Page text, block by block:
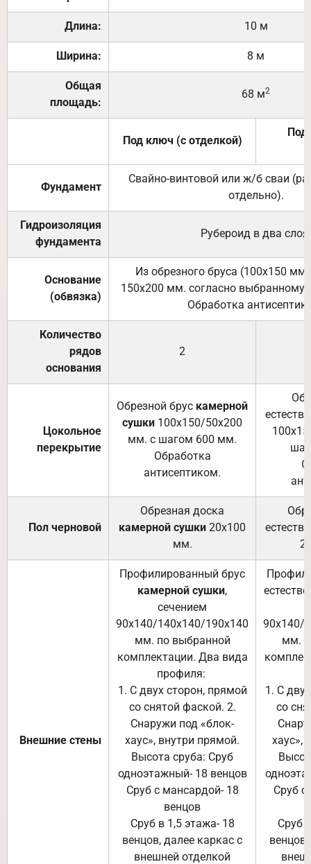
Длина: 10 м
Ширина: 8 м
Общая
площадь:
68 м2
Под ключ (с отделкой)
Под
Фундамент
Свайно-винтовой или ж/б сваи
отдельно).
Гидроизоляция
фундамента
Рубероид в два слоя.
Основание
(обвязка)
Из обрезного бруса (100х150
150х200 мм. согласно выбранному
Обработка
Количество
рядов
основания
2
Цокольное
перекрытие
Обрезной брус камерной
сушки 100х150/50х200
мм. с шагом 600 мм.
Обработка
антисептиком.
Пол черновой
Обрезная доска
камерной сушки 20х100
мм.
Внешние стены
Профилированный брус
камерной сушки,
сечением
90х140/140х140/190х140
мм. по выбранной
комплектации. Два вида
профиля:
1. С двух сторон, прямой
со снятой фаской. 2.
Снаружи под «блок-
хаус», внутри прямой.
Высота сруба: Сруб
одноэтажный- 18 венцов
Сруб с мансардой- 18
венцов
Сруб в 1,5 этажа- 18
венцов, далее каркас с
внешней отделкой
90х140/
мм.
1. С
со
хаус»,
Сруб с
Сруб